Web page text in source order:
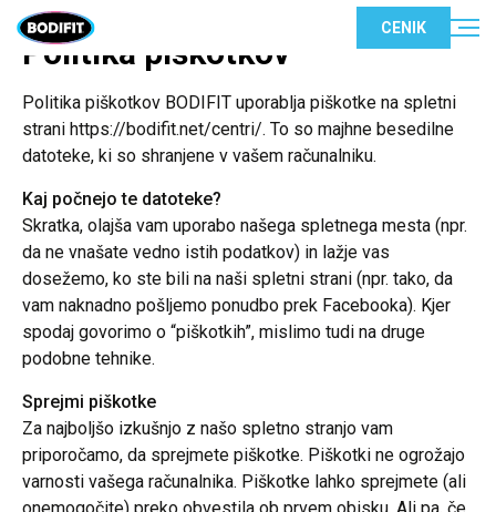
CENIK
Politika piškotkov
Politika piškotkov BODIFIT uporablja piškotke na spletni
strani https://bodifit.net/centri/. To so majhne besedilne
datoteke, ki so shranjene v vašem računalniku.
Kaj počnejo te datoteke?
Skratka, olajša vam uporabo našega spletnega mesta (npr.
da ne vnašate vedno istih podatkov) in lažje vas
dosežemo, ko ste bili na naši spletni strani (npr. tako, da
vam naknadno pošljemo ponudbo prek Facebooka). Kjer
spodaj govorimo o “piškotkih”, mislimo tudi na druge
podobne tehnike.
Sprejmi piškotke
Za najboljšo izkušnjo z našo spletno stranjo vam
priporočamo, da sprejmete piškotke. Piškotki ne ogrožajo
varnosti vašega računalnika. Piškotke lahko sprejmete (ali